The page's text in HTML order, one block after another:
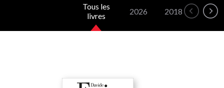
Tous les
livres
2026 2018 2016